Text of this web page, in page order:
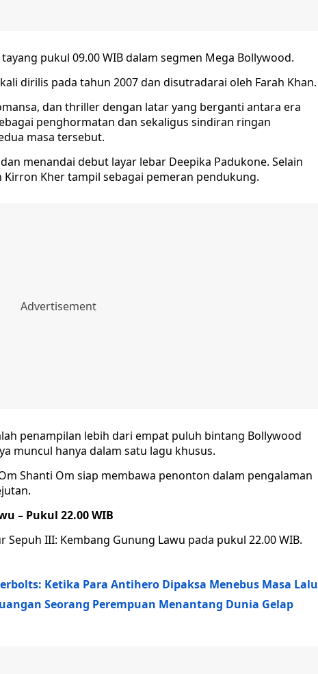
pukul 09.00 WIB dalam segmen Mega Bollywood.
dirilis pada tahun 2007 dan disutradarai oleh Farah Khan.
dan thriller dengan latar yang berganti antara era
penghormatan dan sekaligus sindiran ringan
masa tersebut.
menandai debut layar lebar Deepika Padukone. Selain
Kirron Kher tampil sebagai pemeran pendukung.
penampilan lebih dari empat puluh bintang Bollywood
muncul hanya dalam satu lagu khusus.
Shanti Om siap membawa penonton dalam pengalaman
– Pukul 22.00 WIB
Sepuh III: Kembang Gunung Lawu pada pukul 22.00 WIB.
Ketika Para Antihero Dipaksa Menebus Masa Lalu
Seorang Perempuan Menantang Dunia Gelap